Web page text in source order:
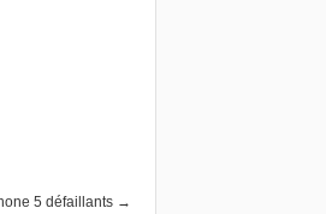
5 défaillants →